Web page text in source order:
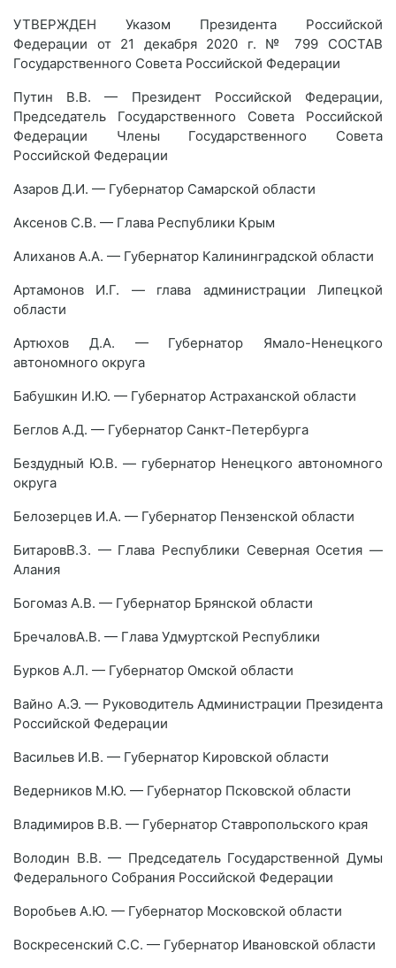
УТВЕРЖДЕН Указом Президента Российской
Федерации от 21 декабря 2020 г. № 799 СОСТАВ
Государственного Совета Российской Федерации
Путин В.В. — Президент Российской Федерации,
Председатель Государственного Совета Российской
Федерации Члены Государственного Совета
Российской Федерации
Азаров Д.И. — Губернатор Самарской области
Аксенов С.В. — Глава Республики Крым
Алиханов А.А. — Губернатор Калининградской области
Артамонов И.Г. — глава администрации Липецкой
области
Артюхов Д.А. — Губернатор Ямало-Ненецкого
автономного округа
Бабушкин И.Ю. — Губернатор Астраханской области
Беглов А.Д. — Губернатор Санкт-Петербурга
Бездудный Ю.В. — губернатор Ненецкого автономного
округа
Белозерцев И.А. — Губернатор Пензенской области
БитаровВ.З. — Глава Республики Северная Осетия —
Алания
Богомаз А.В. — Губернатор Брянской области
БречаловА.В. — Глава Удмуртской Республики
Бурков А.Л. — Губернатор Омской области
Вайно А.Э. — Руководитель Администрации Президента
Российской Федерации
Васильев И.В. — Губернатор Кировской области
Ведерников М.Ю. — Губернатор Псковской области
Владимиров В.В. — Губернатор Ставропольского края
Володин В.В. — Председатель Государственной Думы
Федерального Собрания Российской Федерации
Воробьев А.Ю. — Губернатор Московской области
Воскресенский С.С. — Губернатор Ивановской области